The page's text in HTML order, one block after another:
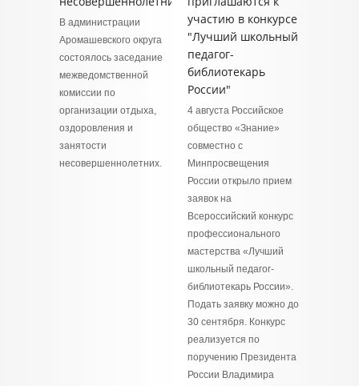
В администрации
Аромашевского округа
состоялось заседание
межведомственной
комиссии по
организации отдыха,
оздоровления и
занятости
несовершеннолетних.
участию в конкурсе
"Лучший школьный
педагог-
библиотекарь
России"
4 августа Российское
общество «Знание»
совместно с
Минпросвещения
России открыло прием
заявок на
Всероссийский конкурс
профессионального
мастерства «Лучший
школьный педагог-
библиотекарь России».
Подать заявку можно до
30 сентября. Конкурс
реализуется по
поручению Президента
России Владимира